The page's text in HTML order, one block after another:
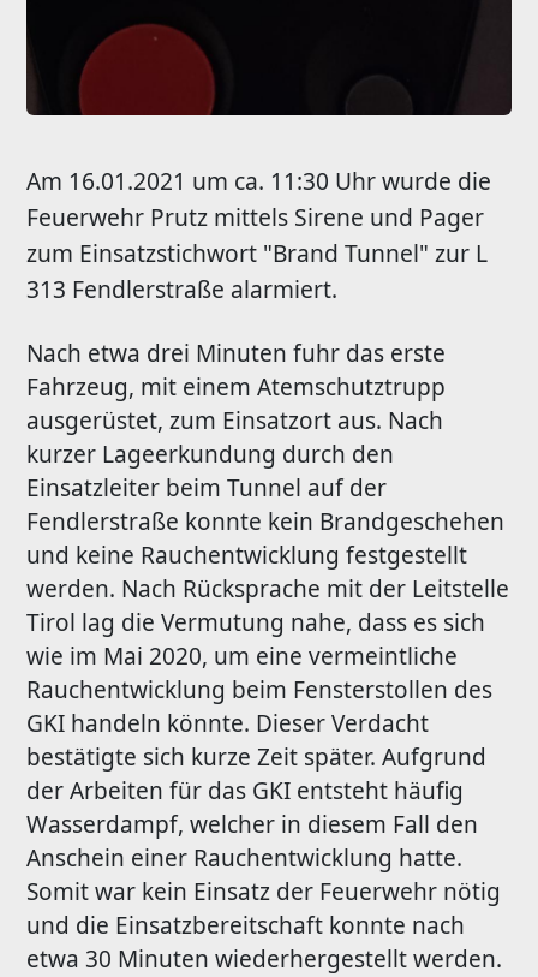
Am 16.01.2021 um ca. 11:30 Uhr wurde die
Feuerwehr Prutz mittels Sirene und Pager
zum Einsatzstichwort "Brand Tunnel" zur L
313 Fendlerstraße alarmiert.
Nach etwa drei Minuten fuhr das erste
Fahrzeug, mit einem Atemschutztrupp
ausgerüstet, zum Einsatzort aus. Nach
kurzer Lageerkundung durch den
Einsatzleiter beim Tunnel auf der
Fendlerstraße konnte kein Brandgeschehen
und keine Rauchentwicklung festgestellt
werden. Nach Rücksprache mit der Leitstelle
Tirol lag die Vermutung nahe, dass es sich
wie im Mai 2020, um eine vermeintliche
Rauchentwicklung beim Fensterstollen des
GKI handeln könnte. Dieser Verdacht
bestätigte sich kurze Zeit später. Aufgrund
der Arbeiten für das GKI entsteht häufig
Wasserdampf, welcher in diesem Fall den
Anschein einer Rauchentwicklung hatte.
Somit war kein Einsatz der Feuerwehr nötig
und die Einsatzbereitschaft konnte nach
etwa 30 Minuten wiederhergestellt werden.